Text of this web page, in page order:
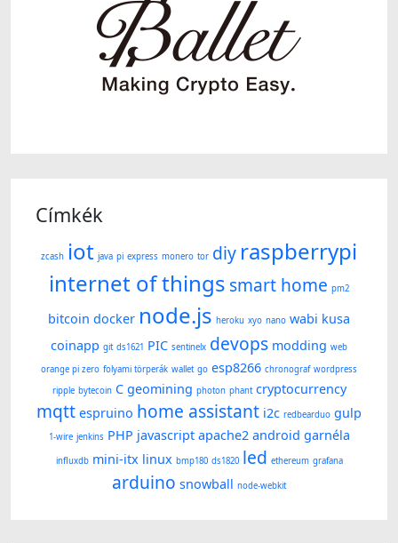
Címkék
zcash iot java pi express monero tor diy raspberrypi
internet of things smart home pm2
bitcoin docker node.js heroku xyo nano wabi kusa
coinapp git ds1621 PIC sentinelx devops modding web
orange pi zero folyami törperák wallet go esp8266 chronograf wordpress
ripple bytecoin C geomining photon phant cryptocurrency
mqtt espruino home assistant i2c redbearduo gulp
1-wire jenkins PHP javascript apache2 android garnéla
influxdb mini-itx linux bmp180 ds1820 led ethereum grafana
arduino snowball node-webkit